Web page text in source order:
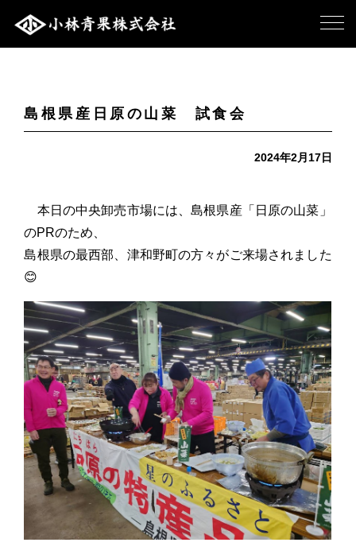
島根県産日原の山菜 試食会
2024年2月17日
本日の中央卸売市場には、島根県産「日原の山菜」
のPRのため、
島根県の最西部、津和野町の方々がご来場されました
😊